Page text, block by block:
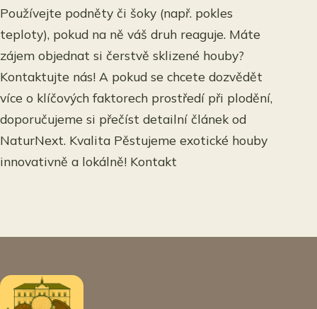
Používejte podněty či šoky (např. pokles
teploty), pokud na ně váš druh reaguje. Máte
zájem objednat si čerstvě sklizené houby?
Kontaktujte nás! A pokud se chcete dozvědět
více o klíčových faktorech prostředí při plodění,
doporučujeme si přečíst detailní článek od
NaturNext. Kvalita Pěstujeme exotické houby
innovativně a lokálně! Kontakt